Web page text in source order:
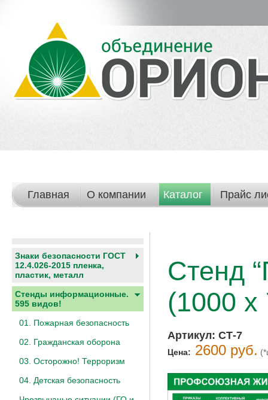
Главная О компании Каталог Прайс
Знаки безопасности ГОСТ
12.4.026-2015 пленка,
пластик, металл
Стенды информационные.
595 видов!
01. Пожарная безопасность
02. Гражданская оборона
03. Осторожно! Терроризм
04. Детская безопасность
Стенд
(1000 х
Артикул: СТ-7
Цена: 2600 руб.